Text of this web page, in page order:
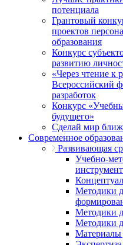
потенциала
Грантовый
проектов
образования
Конкурс
развитию
«Через чтение к
Всероссийский
разработок
Конкурс
будущего»
Сделай мир
Современное
Развивающая
Учебно-
Методики
Методики
Методики
Материалы